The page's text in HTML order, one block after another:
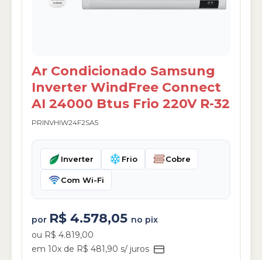
Ar Condicionado Samsung
Inverter WindFree Connect
AI 24000 Btus Frio 220V R-32
PRINVHIW24F2SA5
Inverter Frio Cobre
Com Wi-Fi
por R$ 4.578,05 no pix
ou R$ 4.819,00
em 10x de R$ 481,90 s/ juros